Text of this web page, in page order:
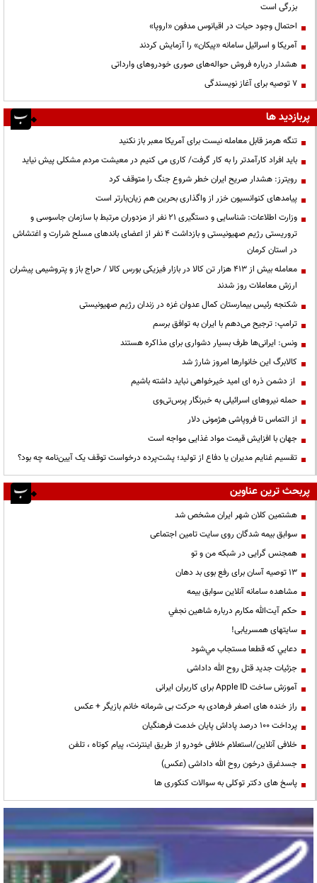
بزرگی است
احتمال وجود حیات در اقیانوس مدفون «اروپا»
آمریکا و اسرائیل سامانه «پیکان» را آزمایش کردند
هشدار درباره فروش حواله‌های صوری خودروهای وارداتی
۷ توصیه برای آغاز نویسندگی
پربازدید ها
تنگه هرمز قابل معامله نیست برای آمریکا معبر باز نکنید
باید افراد کارآمدتر را به کار گرفت/ کاری می کنیم در معیشت مردم مشکلی پیش نیاید
رویترز: هشدار صریح ایران خطر شروع جنگ را متوقف کرد
پیامدهای کنوانسیون خزر از واگذاری بحرین هم زیان‌بارتر است
وزارت اطلاعات: شناسایی و دستگیری ۲۱ نفر از مزدوران مرتبط با سازمان جاسوسی و
تروریستی رژیم صهیونیستی و بازداشت ۴ نفر از اعضای باندهای مسلح شرارت و اغتشاش
در استان کرمان
معامله بیش از ۴۱۳ هزار تن کالا در بازار فیزیکی بورس کالا / حراج باز و پتروشیمی پیشران
ارزش معاملات روز شدند
شکنجه رئیس بیمارستان کمال عدوان غزه در زندان رژیم صهیونیستی
ترامپ: ترجیح می‌دهم با ایران به توافق برسم
ونس: ایرانی‌ها طرف بسیار دشواری برای مذاکره هستند
کالابرگ این خانوارها امروز شارژ شد
از دشمن ذره ای امید خیرخواهی نباید داشته باشیم
حمله نیروهای اسرائیلی به خبرنگار پرس‌تی‌وی
از التماس تا فروپاشی هژمونی دلار
جهان با افزایش قیمت مواد غذایی مواجه است
تقسیم غنایم مدیران یا دفاع از تولید؛ پشت‌پرده درخواست توقف یک آیین‌نامه چه بود؟
پربحث ترین عناوین
هشتمین کلان شهر ایران مشخص شد
سوابق بیمه شدگان روی سایت تامین اجتماعی
همجنس گرایی در شبکه من و تو
13 توصیه آسان برای رفع بوی بد دهان
مشاهده سامانه آنلاين سوابق بیمه
حكم آيت‌الله مكارم درباره شاهين نجفي
سایتهای همسریابی!
دعايي كه قطعا مستجاب مي‌شود
جزئیات جدید قتل روح الله داداشی
آموزش ساخت Apple ID برای کاربران ایرانی
راز خنده های اصغر فرهادی به حرکت بی شرمانه خانم بازیگر + عکس
پرداخت ۱۰۰ درصد پاداش پایان خدمت فرهنگیان
خلافی آنلاین/استعلام خلافی خودرو از طریق اینترنت، پیام کوتاه ، تلفن
جسدغرق درخون روح الله داداشی (عکس)
پاسخ های دکتر توکلی به سوالات کنکوری ها